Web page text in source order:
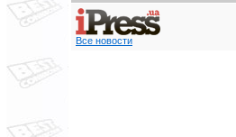
Все новости